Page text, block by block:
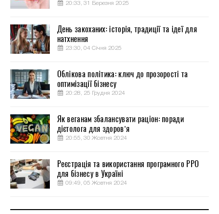
20:33, 31 Березня 2025
День закоханих: історія, традиції та ідеї для
натхнення
23:30, 04 Січня 2025
Облікова політика: ключ до прозорості та
оптимізації бізнесу
20:28, 25 Грудня 2024
Як веганам збалансувати раціон: поради
дієтолога для здоров’я
20:55, 30 Жовтня 2024
Реєстрація та використання програмного РРО
для бізнесу в Україні
09:49, 05 Жовтня 2024